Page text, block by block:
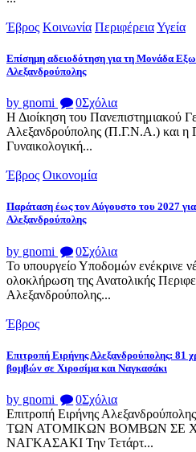
Έβρος Κοινωνία ΠεριφέρειαΥγεία
Επίσημη αδειοδότηση για τη Μονάδα
Αλεξανδρούπολης
by gnomi 0Σχόλια
Η Διοίκηση του Πανεπιστημιακού
Αλεξανδρούπολης (Π.Γ.Ν.Α.) και η
Γυναικολογική...
Έβρος Οικονομία
Παράταση έως τον Αύγουστο του 2027
Αλεξανδρούπολης
by gnomi 0Σχόλια
Το υπουργείο Υποδομών ενέκρινε
ολοκλήρωση της Ανατολικής
Αλεξανδρούπολης...
Έβρος
Επιτροπή Ειρήνης Αλεξανδρούπολης: 81
βομβών σε Χιροσίμα και Ναγκασάκι
by gnomi 0Σχόλια
Επιτροπή Ειρήνης
ΤΩΝ ΑΤΟΜΙΚΩΝ ΒΟΜΒΩΝ ΣΕ
ΝΑΓΚΑΣΑΚΙ Την Τετάρτ...